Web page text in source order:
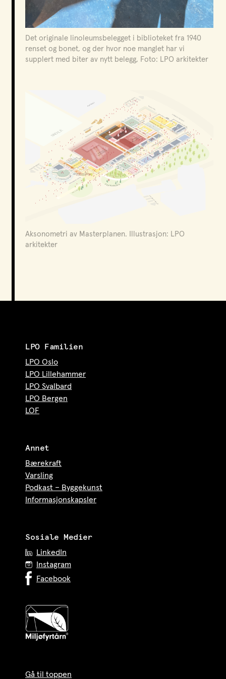
Det originale linoleumsbelegget i biblioteket fra 1940
renset og bonet, og der hvor noe manglet har vi
supplert med biter av nytt belegg, Foto: LPO arkitekter
Aksonometri av Masterplanen. Illustrasjon: LPO
arkitekter
LPO Familien
LPO Oslo
LPO Lillehammer
LPO Svalbard
LPO Bergen
LOF
Annet
Bærekraft
Varsling
Podkast – Byggekunst
Informasjonskapsler
Sosiale Medier
LinkedIn
Instagram
Facebook
Gå til toppen